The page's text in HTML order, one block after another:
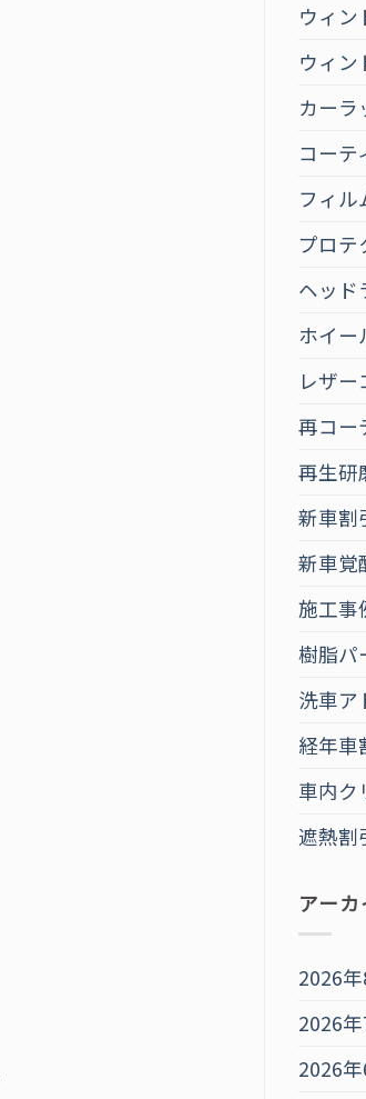
ウィン
ウィン
カーラ
コーテ
フィル
プロテ
ヘッド
ホイー
レザ
再コー
再生研
新車割
新車覚
施工事
樹脂パ
洗車ア
経年車
車内ク
遮熱割
アー
2026年
2026年
2026年